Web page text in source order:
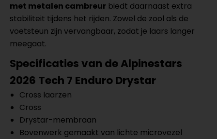
met metalen cambreur biedt daarnaast extra
stabiliteit tijdens het rijden. Zowel de zool als de
voetsteun zijn vervangbaar, zodat je laars langer
meegaat.
Specificaties van deAlpinestars
2026 Tech 7 Enduro Drystar
Cross laarzen
Cross
Drystar-membraan
Bovenwerk gemaakt van lichte microvezel